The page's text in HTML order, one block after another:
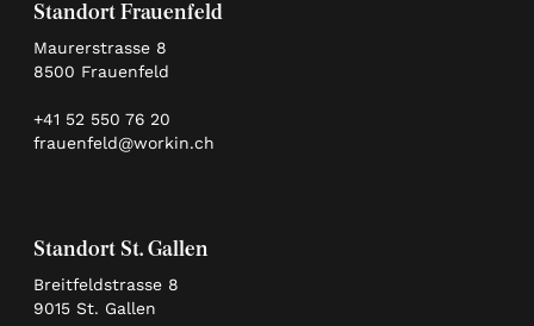
Standort Frauenfeld
Maurerstrasse 8
8500 Frauenfeld
+41 52 550 76 20
frauenfeld@workin.ch
Standort St. Gallen
Breitfeldstrasse 8
9015 St. Gallen